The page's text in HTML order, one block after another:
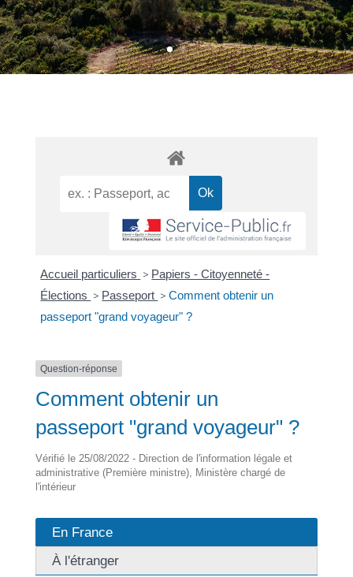
Accueil particuliers > Papiers - Citoyenneté -
Élections > Passeport > Comment obtenir un
passeport "grand voyageur" ?
Question-réponse
Comment obtenir un
passeport "grand voyageur" ?
Vérifié le 25/08/2022 - Direction de l'information légale et
administrative (Première ministre), Ministère chargé de
l'intérieur
En France
À l'étranger